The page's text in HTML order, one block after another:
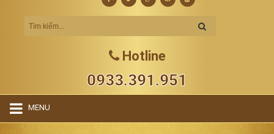
Hotline
0933.391.951
MENU